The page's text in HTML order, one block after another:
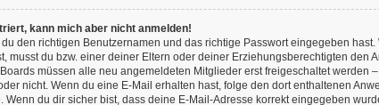
kann mich aber nicht anmelden!
den richtigen Benutzernamen und das richtige Passwort eingegeben
musst du bzw. einer deiner Eltern oder deiner Erziehungsberechtigten
müssen alle neu angemeldeten Mitglieder erst freigeschaltet
nicht. Wenn du eine E-Mail erhalten hast, folge den dort enthaltenen
Wenn du dir sicher bist, dass deine E-Mail-Adresse korrekt eingegeben